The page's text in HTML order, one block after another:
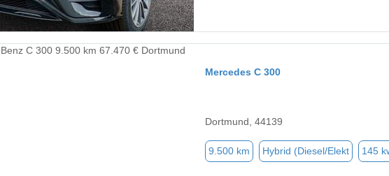
Mercedes C 300
Dortmund, 44139
9.500 km Hybrid (Diesel/Elekt 145